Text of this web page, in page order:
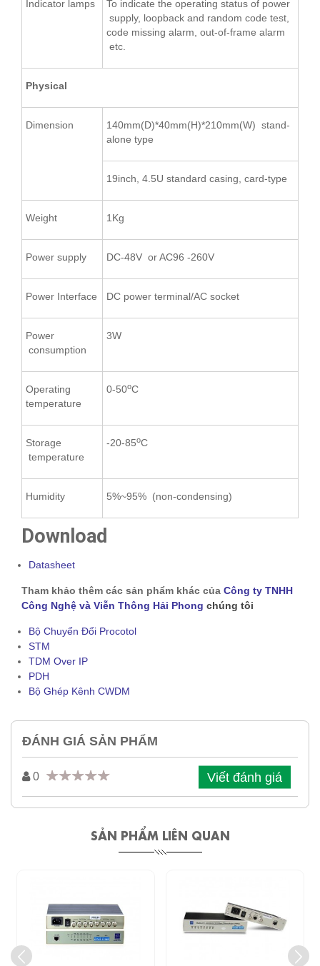
Indicator lamps
To indicate the operating status of power
supply, loopback and random code test,
code missing alarm, out-of-frame alarm
etc.
Physical
Dimension
140mm(D)*40mm(H)*210mm(W) stand-
alone type
19inch, 4.5U standard casing, card-type
Weight 1Kg
Power supply DC-48V or AC96 -260V
Power Interface DC power terminal/AC socket
Power
consumption
3W
Operating
temperature
0-50oC
Storage
temperature
-20-85oC
Humidity 5%~95% (non-condensing)
Download
Datasheet
Tham khảo thêm các sản phẩm khác của Công ty TNHH
Công Nghệ và Viễn Thông Hải Phong chúng tôi
Bộ Chuyển Đổi Procotol
STM
TDM Over IP
PDH
Bộ Ghép Kênh CWDM
ĐÁNH GIÁ SẢN PHẨM
0 Viết đánh giá
SẢN PHẨM LIÊN QUAN